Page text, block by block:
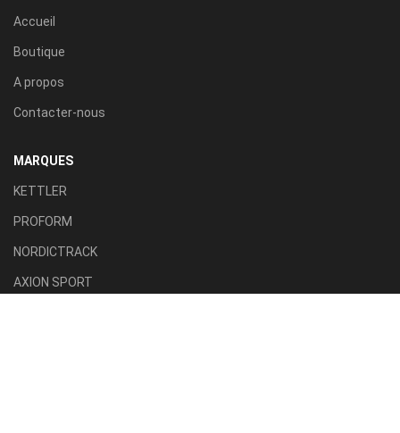
Accueil
Boutique
A propos
Contacter-nous
MARQUES
KETTLER
PROFORM
NORDICTRACK
AXION SPORT